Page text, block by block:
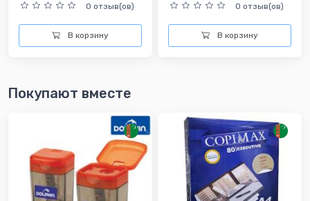
0 отзыв(ов)
В корзину
0 отзыв(ов)
В корзину
Покупают вместе